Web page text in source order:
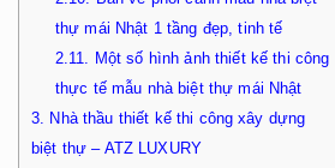
thự mái Nhật 1 tầng đẹp, tinh tế
2.11. Một số hình ảnh thiết kế thi công
thực tế mẫu nhà biệt thự mái Nhật
3. Nhà thầu thiết kế thi công xây dựng
biệt thự – ATZ LUXURY